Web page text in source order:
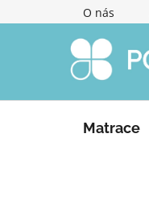
na
O nás
Matrace